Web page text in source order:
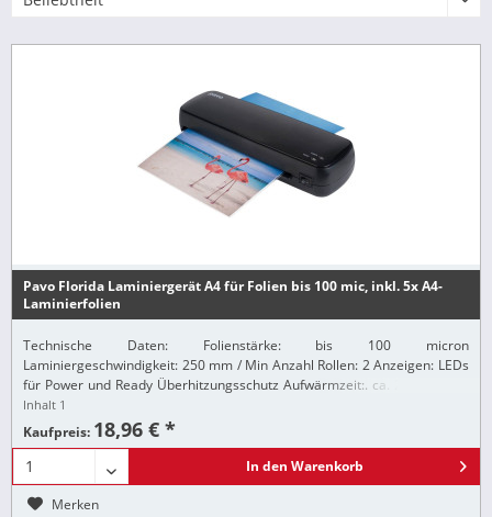
Pavo Florida Laminiergerät A4 für Folien bis 100 mic, inkl. 5x A4-
Laminierfolien
Technische Daten: Folienstärke: bis 100 micron
Laminiergeschwindigkeit: 250 mm / Min Anzahl Rollen: 2 Anzeigen: LEDs
für Power und Ready Überhitzungsschutz Aufwärmzeit:. ca. 2-3 Minuten
Leistungsaufnahme: 240 W Allgemeines: Abmessungen...
Inhalt 1
Kaufpreis: 18,96 € *
In den Warenkorb
Merken